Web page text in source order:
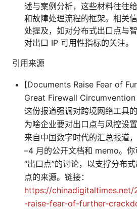
述与案例分析，这些材料往往
和故障处理流程的框架。相关
处提及，如对分布式出口点与
对出口 IP 可用性指标的关注。
引用来源
[Documents Raise Fear of
Great Firewall Circumvention
这份报道强调对跨境网络工具
为啥企业要对出口点与风控设
来自中国数字时代的汇总报道
–4 月的公开文档和 memo。
“出口点”的讨论，以支撑分布
点的来源。链接：
https://
-raise-fear-of-further-